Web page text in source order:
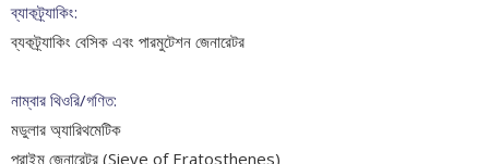
ব্যাকট্র্যাকিং:
ব্যকট্র্যাকিং বেসিক এবং পারমুটেশন জেনারেটর
নাম্বার থিওরি/গণিত:
মডুলার অ্যারিথমেটিক
প্রাইম জেনারেটর (Sieve of Eratosthenes)